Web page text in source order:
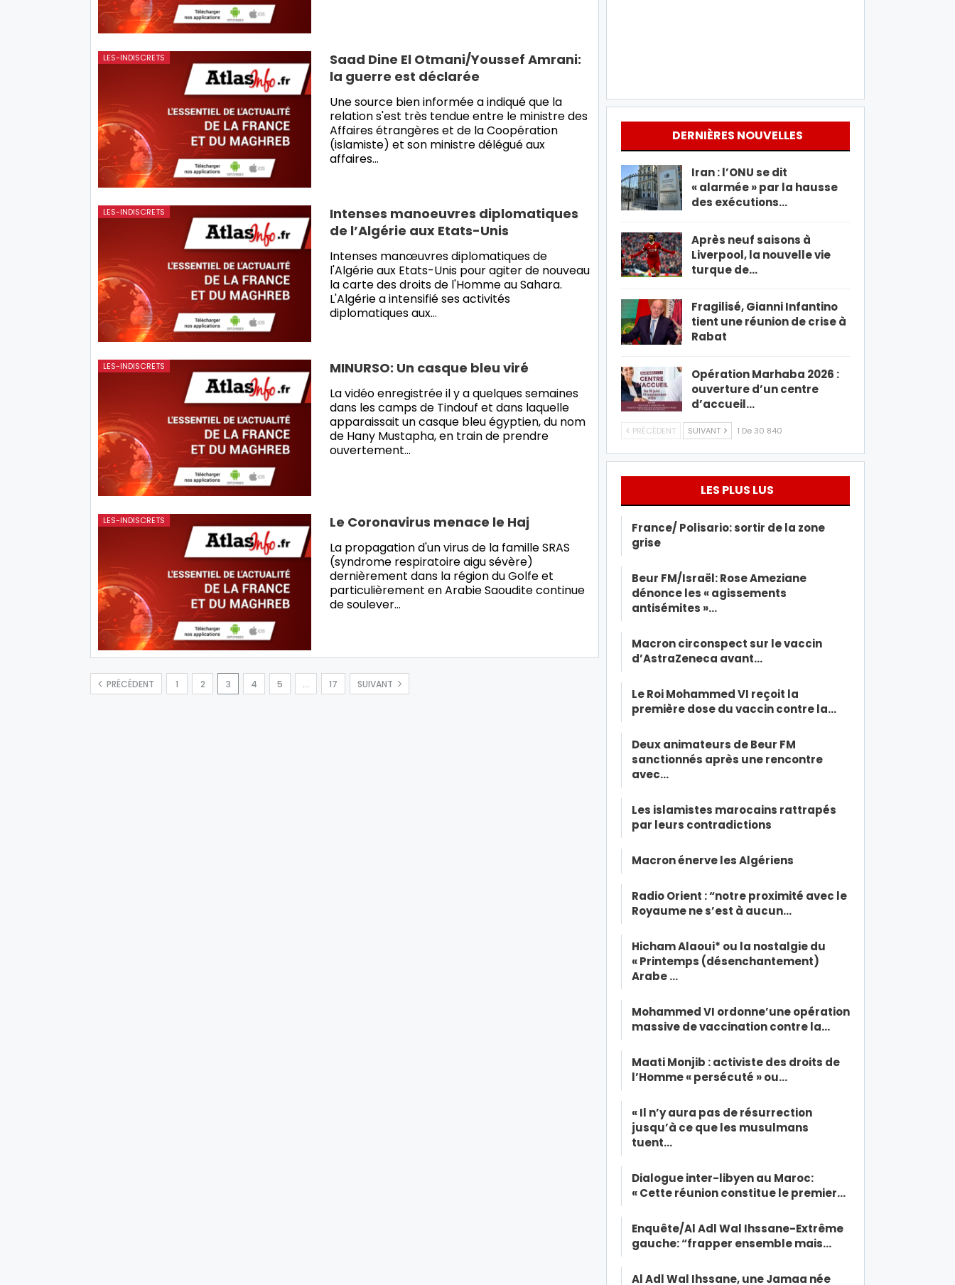
LES-INDISCRETS
Saad Dine El Otmani/Youssef Amrani:
la guerre est déclarée
Une source bien informée a indiqué que la
relation s'est très tendue entre le ministre des
Affaires étrangères et de la Coopération
(islamiste) et son ministre délégué aux
affaires…
LES-INDISCRETS
Intenses manoeuvres diplomatiques
de l’Algérie aux Etats-Unis
Intenses manœuvres diplomatiques de
l'Algérie aux Etats-Unis pour agiter de nouveau
la carte des droits de l'Homme au Sahara.
L'Algérie a intensifié ses activités
diplomatiques aux…
LES-INDISCRETS MINURSO: Un casque bleu viré
La vidéo enregistrée il y a quelques semaines
dans les camps de Tindouf et dans laquelle
apparaissait un casque bleu égyptien, du nom
de Hany Mustapha, en train de prendre
ouvertement…
LES-INDISCRETS Le Coronavirus menace le Haj
La propagation d'un virus de la famille SRAS
(syndrome respiratoire aigu sévère)
dernièrement dans la région du Golfe et
particulièrement en Arabie Saoudite continue
de soulever…
PRÉCÉDENT 1 2 3 4 5 … 17 SUIVANT
DERNIÈRES NOUVELLES
Iran : l’ONU se dit
« alarmée » par la hausse
des exécutions…
Après neuf saisons à
Liverpool, la nouvelle vie
turque de…
Fragilisé, Gianni Infantino
tient une réunion de crise à
Rabat
Opération Marhaba 2026 :
ouverture d’un centre
d’accueil…
PRÉCÉDENT SUIVANT 1 De 30 840
LES PLUS LUS
France/ Polisario: sortir de la zone
grise
Beur FM/Israël: Rose Ameziane
dénonce les « agissements
antisémites »…
Macron circonspect sur le vaccin
d’AstraZeneca avant…
Le Roi Mohammed VI reçoit la
première dose du vaccin contre la…
Deux animateurs de Beur FM
sanctionnés après une rencontre
avec…
Les islamistes marocains rattrapés
par leurs contradictions
Macron énerve les Algériens
Radio Orient : “notre proximité avec le
Royaume ne s’est à aucun…
Hicham Alaoui* ou la nostalgie du
« Printemps (désenchantement)
Arabe …
Mohammed VI ordonne’une opération
massive de vaccination contre la…
Maati Monjib : activiste des droits de
l’Homme « persécuté » ou…
« Il n’y aura pas de résurrection
jusqu’à ce que les musulmans
tuent…
Dialogue inter-libyen au Maroc:
« Cette réunion constitue le premier…
Enquête/Al Adl Wal Ihssane-Extrême
gauche: “frapper ensemble mais…
Al Adl Wal Ihssane, une Jamaa née